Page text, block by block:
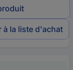
à la liste d'achat